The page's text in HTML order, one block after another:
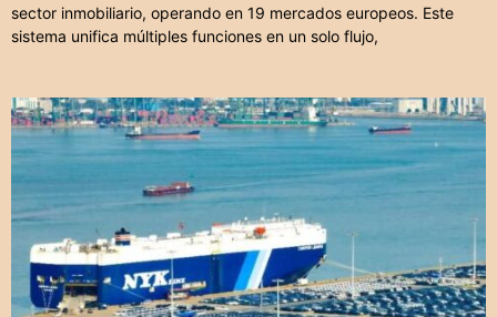
sector inmobiliario, operando en 19 mercados europeos. Este
sistema unifica múltiples funciones en un solo flujo,